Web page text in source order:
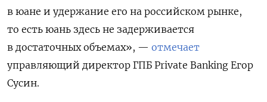
в юане и удержание его на российском рынке,
то есть юань здесь не задерживается
в достаточных объемах», — отмечает
управляющий директор ГПБ Private Banking Егор
Сусин.